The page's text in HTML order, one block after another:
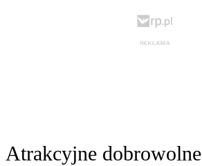
Atrakcyjne dobrowolne